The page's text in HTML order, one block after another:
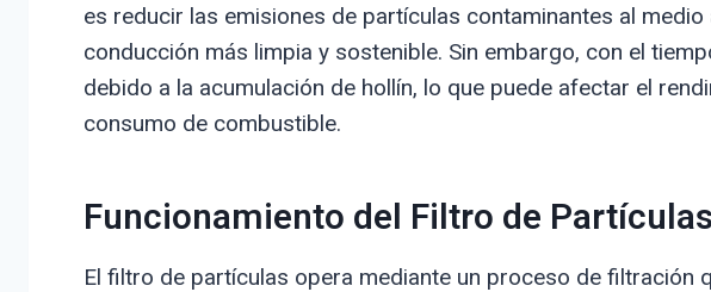
es reducir las emisiones de partículas contaminantes al
conducción más limpia y sostenible. Sin embargo, con el
debido a la acumulación de hollín, lo que puede afectar el
consumo de combustible.
Funcionamiento del Filtro de Partículas
El filtro de partículas opera mediante un proceso de filtración